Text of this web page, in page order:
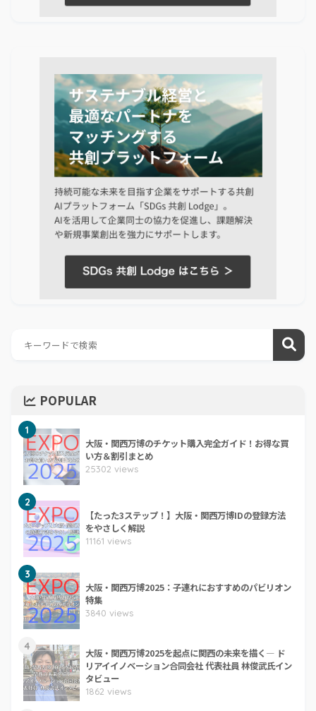
POPULAR
1
大阪・関西万博のチケット購入完全ガイド！お得な買
い方＆割引まとめ
25302 views
2
【たった3ステップ！】大阪・関西万博IDの登録方法
をやさしく解説
11161 views
3
大阪・関西万博2025：子連れにおすすめのパビリオン
特集
3840 views
4
大阪・関西万博2025を起点に関西の未来を描く― ド
リアイイノベーション合同会社 代表社員 林俊武氏イン
タビュー
1862 views